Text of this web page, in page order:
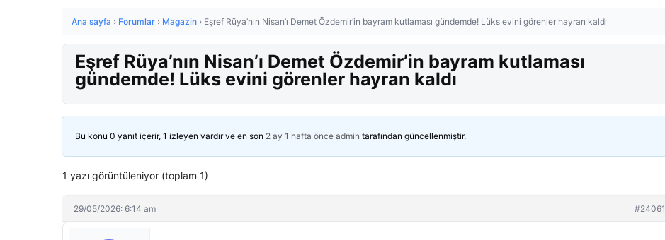
Ana sayfa › Forumlar › Magazin › Eşref Rüya’nın Nisan’ı Demet Özdemir’in bayram kutlaması gündemde! Lüks evini görenler hayran kaldı
Eşref Rüya’nın Nisan’ı Demet Özdemir’in bayram kutlaması
gündemde! Lüks evini görenler hayran kaldı
Bu konu 0 yanıt içerir, 1 izleyen vardır ve en son 2 ay 1 hafta önce admin tarafından güncellenmiştir.
1 yazı görüntüleniyor (toplam 1)
29/05/2026: 6:14 am #24061